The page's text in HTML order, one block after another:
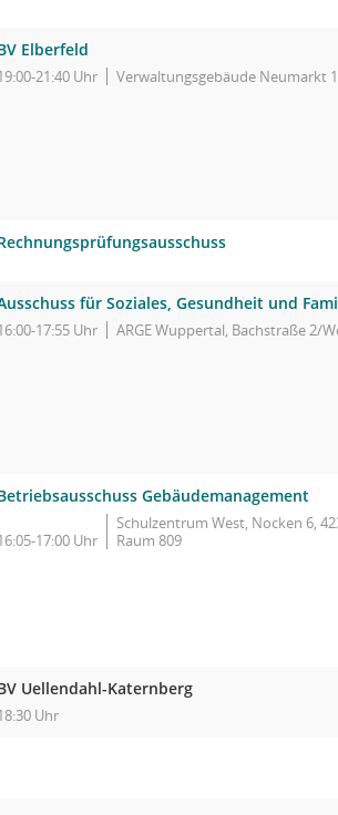
Elberfeld
21:40 Uhr Verwaltungsgebäude Neumarkt
für Soziales, Gesundheit und
17:55 Uhr ARGE Wuppertal, Bachstraße 2/
Gebäudemanagement
17:00 Uhr
Schulzentrum West, Nocken 6,
Raum 809
Uellendahl-Katernberg
Uhr